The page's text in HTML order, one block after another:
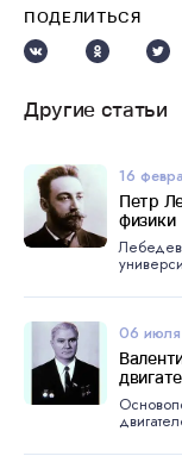
ПОДЕЛИТЬСЯ
Другие статьи
16
Петр
физики
06